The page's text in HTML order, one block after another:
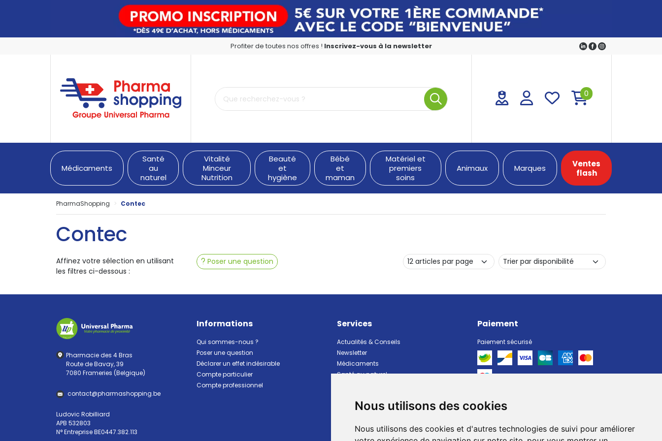
Nous utilisons des cookies
Nous utilisons des cookies et d'autres technologies de suivi pour améliorer
Profiter de toutes nos offres ! Inscrivez-vous à la newsletter
PharmaShopping Votre pharmacie en ligne à votre service
0
Médicaments
Santé
au
naturel
Vitalité
Minceur
Nutrition
Beauté
et
hygiène
Bébé
et
maman
Matériel et
premiers
soins
Animaux Marques
Ventes
flash
PharmaShopping Contec
Contec
Poser une question
Affinez votre sélection en utilisant
les filtres ci-dessous :
Pharmacie des 4 Bras
Route de Bavay, 39
7080 Frameries (Belgique)
contact@pharmashopping.be
Ludovic Robilliard
APB 532803
N° Entreprise BE0447.382.113
Informations
Qui sommes-nous ?
Poser une question
Déclarer un effet indésirable
Compte particulier
Compte professionnel
Services
Actualités & Conseils
Newsletter
Médicaments
Santé au naturel
Bébé et maman
Animaux
Paiement
Paiement sécurisé
Livraison
Livraison dans un Point Relais